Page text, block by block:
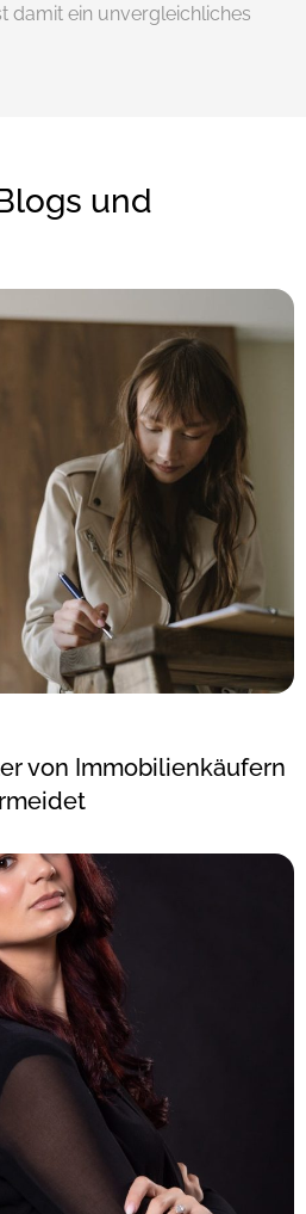
damit ein unvergleichliches
und
von Immobilienkäufern